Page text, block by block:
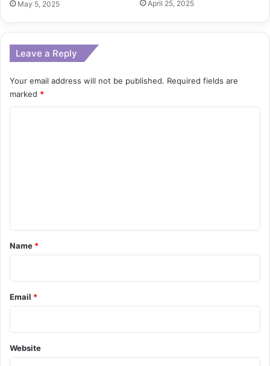
May 5, 2025 April 25, 2025
Leave a Reply
Your email address will not be published. Required fields are
marked *
*
Name *
Email *
Website